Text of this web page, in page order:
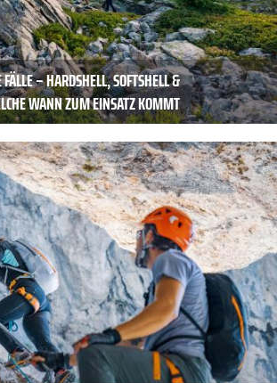
– HARDSHELL, SOFTSHELL &
WANN ZUM EINSATZ KOMMT